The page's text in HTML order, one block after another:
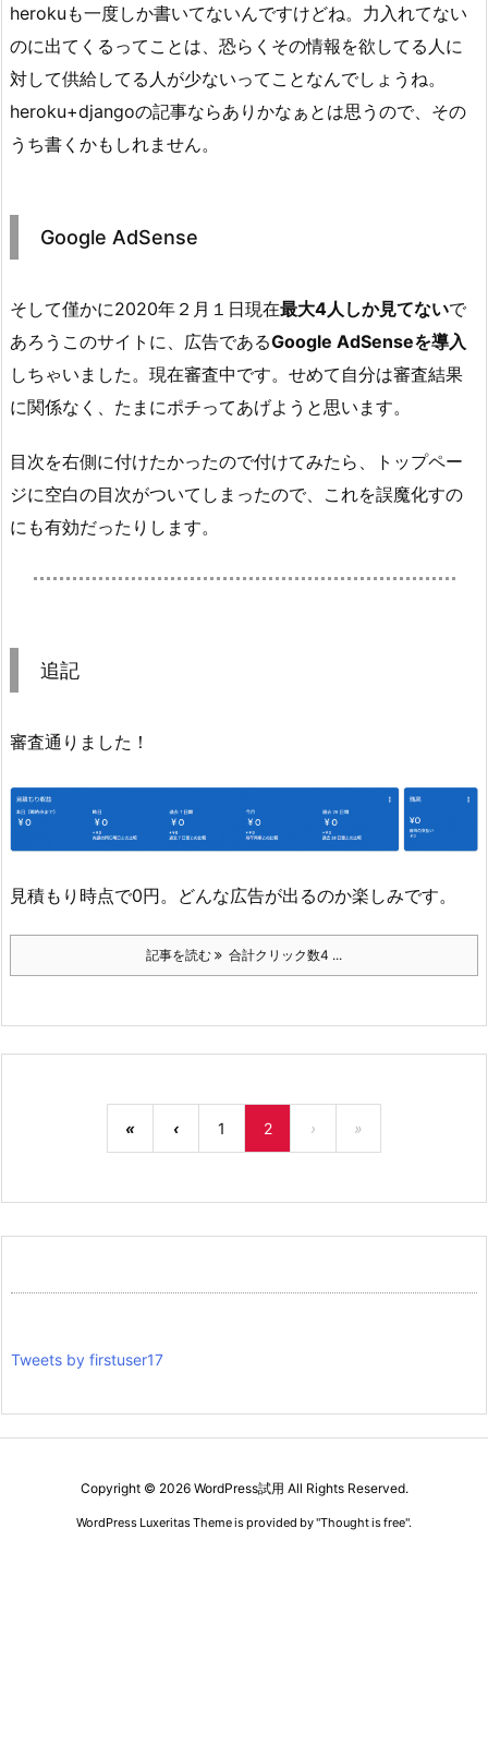
herokuも一度しか書いてないんですけどね。力入れてない
のに出てくるってことは、恐らくその情報を欲してる人に
対して供給してる人が少ないってことなんでしょうね。
heroku+djangoの記事ならありかなぁとは思うので、その
うち書くかもしれません。
Google AdSense
そして僅かに2020年２月１日現在最大4人しか見てないで
あろうこのサイトに、広告であるGoogle AdSenseを導入
しちゃいました。現在審査中です。せめて自分は審査結果
に関係なく、たまにポチってあげようと思います。
目次を右側に付けたかったので付けてみたら、トップペー
ジに空白の目次がついてしまったので、これを誤魔化すの
にも有効だったりします。
追記
審査通りました！
見積もり時点で0円。どんな広告が出るのか楽しみです。
記事を読む 合計クリック数4 ...
« ‹ 1 2 › »
Tweets by firstuser17
Copyright © 2026 WordPress試用 All Rights Reserved.
WordPress Luxeritas Theme is provided by "Thought is free".